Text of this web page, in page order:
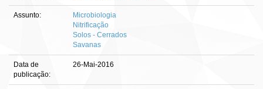
Assunto:
Microbiologia
Nitrificação
Solos - Cerrados
Savanas
Data de
publicação:
26-Mai-2016